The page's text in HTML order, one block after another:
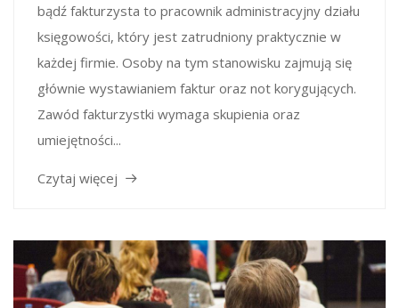
bądź fakturzysta to pracownik administracyjny działu
księgowości, który jest zatrudniony praktycznie w
każdej firmie. Osoby na tym stanowisku zajmują się
głównie wystawianiem faktur oraz not korygujących.
Zawód fakturzystki wymaga skupienia oraz
umiejętności...
Czytaj więcej